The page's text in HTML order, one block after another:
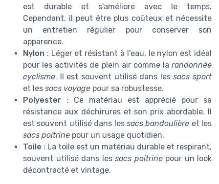
est durable et s'améliore avec le temps.
Cependant, il peut être plus coûteux et nécessite
un entretien régulier pour conserver son
apparence.
Nylon : Léger et résistant à l'eau, le nylon est idéal
pour les activités de plein air comme la randonnée
cyclisme. Il est souvent utilisé dans lessacs sport
et les sacs voyage pour sa robustesse.
Polyester : Ce matériau est apprécié pour sa
résistance aux déchirures et son prix abordable. Il
est souvent utilisé dans les sacs bandoulière et les
sacs poitrine pour un usage quotidien.
Toile : La toile est un matériau durable et respirant,
souvent utilisé dans les sacs poitrinepour un look
décontracté et vintage.